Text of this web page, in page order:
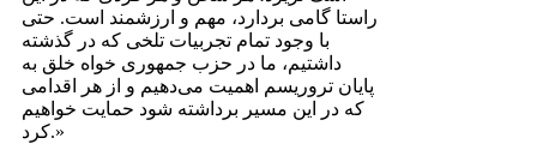
راستا گامی بردارد، مهم و ارزشمند است. حتی
با وجود تمام تجربیات تلخی که در گذشته
داشتیم، ما در حزب جمهوری خواه خلق به
پایان تروریسم اهمیت می‌دهیم و از هر اقدامی
که در این مسیر برداشته شود حمایت خواهیم
کرد.»